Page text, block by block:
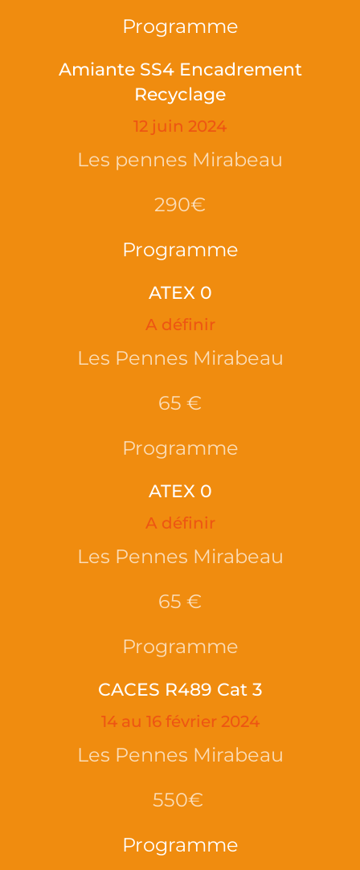
Programme
Amiante SS4 Encadrement
Recyclage
12 juin 2024
Les pennes Mirabeau
290€
Programme
ATEX 0
A définir
Les Pennes Mirabeau
65 €
Programme
ATEX 0
A définir
Les Pennes Mirabeau
65 €
Programme
CACES R489 Cat 3
14 au 16 février 2024
Les Pennes Mirabeau
550€
Programme